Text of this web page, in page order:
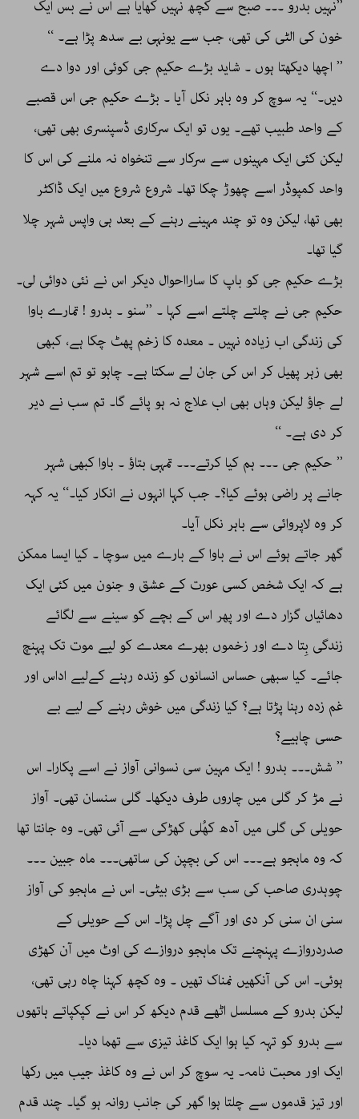
’’نہیں بدرو ۔۔۔ صبح سے کچھ نہیں کھایا ہے اس نے بس ایک
خون کی الٹی کی تھی، جب سے یونہی بے سدھ پڑا ہے۔ ‘‘
’’ اچھا دیکھتا ہوں ۔ شاید بڑے حکیم جی کوئی اور دوا دے
دیں۔‘‘ یہ سوچ کر وہ باہر نکل آیا ۔ بڑے حکیم جی اس قصبے
کے واحد طبیب تھے۔ یوں تو ایک سرکاری ڈسپنسری بھی تھی،
لیکن کئی ایک مہینوں سے سرکار سے تنخواہ نہ ملنے کی اس کا
واحد کمپوڈر اسے چھوڑ چکا تھا۔ شروع شروع میں ایک ڈاکٹر
بھی تھا، لیکن وہ تو چند مہینے رہنے کے بعد ہی واپس شہر چلا
گیا تھا۔
بڑے حکیم جی کو باپ کا سارااحوال دیکر اس نے نئی دوائی لی۔
حکیم جی نے چلتے چلتے اسے کہا ۔ ’’سنو ۔ بدرو ! تمارے باوا
کی زندگی اب زیادہ نہیں ۔ معدہ کا زخم پھٹ چکا ہے، کبھی
بھی زہر پھیل کر اس کی جان لے سکتا ہے۔ چاہو تو تم اسے شہر
لے جاؤ لیکن وہاں بھی اب علاج نہ ہو پائے گا۔ تم سب نے دیر
کر دی ہے۔ ‘‘
’’ حکیم جی ۔۔۔ ہم کیا کرتے۔۔۔ تمہی بتاؤ ۔ باوا کبھی شہر
جانے پر راضی ہوئے کیا؟۔ جب کہا انہوں نے انکار کیا۔‘‘ یہ کہہ
کر وہ لاپروائی سے باہر نکل آیا۔
گھر جاتے ہوئے اس نے باوا کے بارے میں سوچا ۔ کیا ایسا ممکن
ہے کہ ایک شخص کسی عورت کے عشق و جنون میں کئی ایک
دھائیاں گزار دے اور پھر اس کے بچے کو سینے سے لگائے
زندگی بِتا دے اور زخموں بھرے معدے کو لیے موت تک پہنچ
جائے۔ کیا سبھی حساس انسانوں کو زندہ رہنے کےلیے اداس اور
غم زدہ رہنا پڑتا ہے؟ کیا زندگی میں خوش رہنے کے لیے بے
حسی چاہیے؟
’’ شش۔۔۔ بدرو ! ایک مہین سی نسوانی آواز نے اسے پکارا۔ اس
نے مڑ کر گلی میں چاروں طرف دیکھا۔ گلی سنسان تھی۔ آواز
حویلی کی گلی میں آدھ کھُلی کھڑکی سے آئی تھی۔ وہ جانتا تھا
کہ وہ ماہجو ہے۔۔۔ اس کی بچپن کی ساتھی۔۔۔ ماہ جبین ۔۔۔
چوہدری صاحب کی سب سے بڑی بیٹی۔ اس نے ماہجو کی آواز
سنی ان سنی کر دی اور آگے چل پڑا۔ اس کے حویلی کے
صدردروازے پہنچنے تک ماہجو دروازے کی اوٹ میں آن کھڑی
ہوئی۔ اس کی آنکھیں نمناک تھیں ۔ وہ کچھ کہنا چاہ رہی تھی،
لیکن بدرو کے مسلسل اٹھے قدم دیکھ کر اس نے کپکپاتے ہاتھوں
سے بدرو کو تہہ کیا ہوا ایک کاغذ تیزی سے تھما دیا۔
ایک اور محبت نامہ۔ یہ سوچ کر اس نے وہ کاغذ جیب میں رکھا
اور تیز قدموں سے چلتا ہوا گھر کی جانب روانہ ہو گیا۔ چند قدم